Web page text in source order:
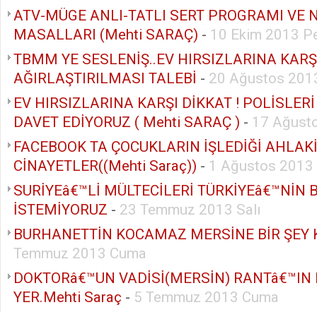
ATV-MÜGE ANLI-TATLI SERT PROGRAMI VE
MASALLARI (Mehti SARAÇ) - 10 Ekim 2013
TBMM YE SESLENİŞ..EV HIRSIZLARINA
AĞIRLAŞTIRILMASI TALEBİ - 20 Ağustos
EV HIRSIZLARINA KARŞI DİKKAT !
DAVET EDİYORUZ ( Mehti SARAÇ ) - 17
FACEBOOK TA ÇOCUKLARIN İŞLEDİĞİ AHLAKİ
CİNAYETLER((Mehti Saraç)) - 1 Ağustos 2013
SURİYEâ€™Lİ MÜLTECİLERİ TÜRKİYEâ€™NİN
İSTEMİYORUZ - 23 Temmuz 2013 Salı
BURHANETTİN KOCAMAZ MERSİNE BİR ŞEY
Temmuz 2013 Cuma
DOKTORâ€™UN VADİSİ(MERSİN)
YER.Mehti Saraç - 5 Temmuz 2013 Cuma